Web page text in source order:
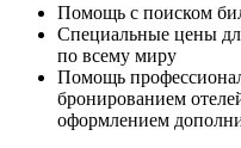
Помощь с поиском
Специальные цены
по всему миру
Помощь
бронированием
оформлением